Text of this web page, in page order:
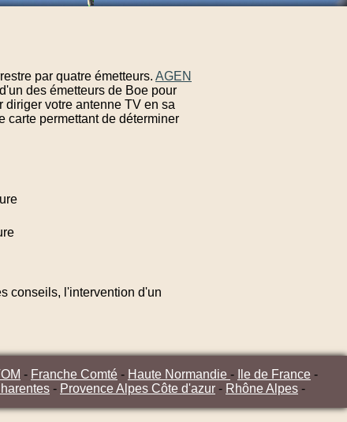
par quatre émetteurs. AGEN
des émetteurs de Boe pour
votre antenne TV en sa
carte permettant de déterminer
conseils, l'intervention d'un
- Franche Comté - Haute Normandie - Ile de France -
- Provence Alpes Côte d'azur - Rhône Alpes -